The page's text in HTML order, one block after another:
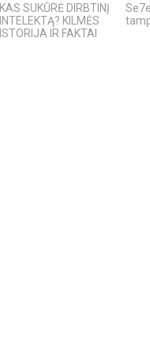
KAS SUKŪRĖ DIRBTINĮ
INTELEKTĄ? KILMĖS
ISTORIJA IR FAKTAI